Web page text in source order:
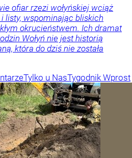
ofiar rzezi wołyńskiej wciąż
listy, wspominając bliskich
okrucieństwem. Ich dramat
Wołyń nie jest historią
która do dziś nie została
Tylko u NasTygodnik Wprost